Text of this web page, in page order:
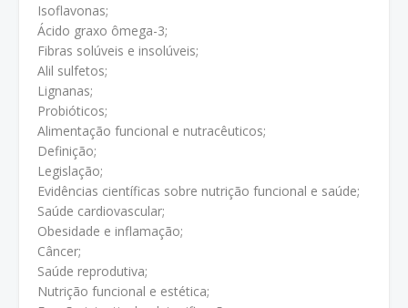
Isoflavonas;
Ácido graxo ômega-3;
Fibras solúveis e insolúveis;
Alil sulfetos;
Lignanas;
Probióticos;
Alimentação funcional e nutracêuticos;
Definição;
Legislação;
Evidências científicas sobre nutrição funcional e saúde;
Saúde cardiovascular;
Obesidade e inflamação;
Câncer;
Saúde reprodutiva;
Nutrição funcional e estética;